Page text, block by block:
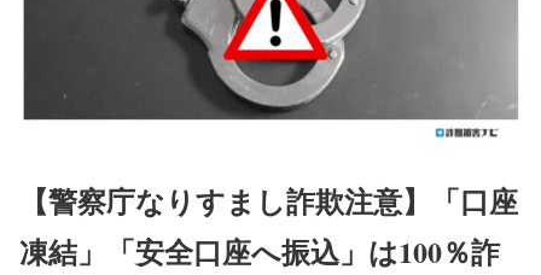
【警察庁なりすまし詐欺注意】「口座
凍結」「安全口座へ振込」は100％詐